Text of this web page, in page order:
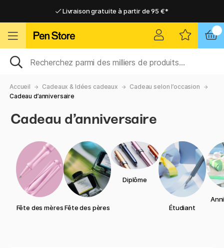
Livraison gratuite à partir de 95 €*
Livraison domicile ou point relais
Livraison gratuite à partir de 95 €*
Livraison domicile ou point relais
Accueil Cadeaux & Idées cadeaux
Cadeau selon l’occasion
Cadeau d’anniversaire
Cadeau d’anniversaire
Fête des mèresFête des pères
Diplôme
Étudiant